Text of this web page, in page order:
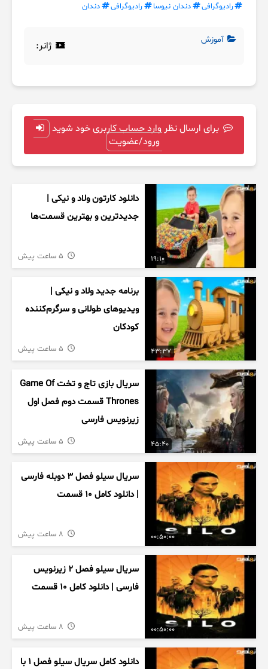
رادیوگرافی دندان نیوسا رادیوگرافی دندان
آموزش ژانر:
برای ارسال نظر وارد حساب کاربری خود شوید
ورود/عضویت
19:10
دانلود کارتون ولاد و نیکی |
جدیدترین و بهترین قسمت‌ها
43:37
برنامه جدید ولاد و نیکی |
ویدیوهای طولانی و سرگرم‌کننده
کودکان
45:40
سریال بازی تاج و تخت Game Of
Thrones قسمت دوم فصل اول
زیرنویس فارسی
00:50:00
سریال سیلو فصل ۳ دوبله فارسی
| دانلود کامل ۱۰ قسمت
00:50:00
سریال سیلو فصل ۲ زیرنویس
فارسی | دانلود کامل ۱۰ قسمت
دانلود کامل سریال سیلو فصل ۱ با